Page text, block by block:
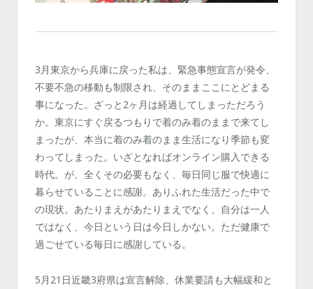
3月東京から兵庫に戻った私は、緊急事態宣言が発令、
不要不急の移動も制限され、そのままここにとどまる
事になった。ざっと2ヶ月は経過してしまっただろう
か。東京にすぐ戻るつもりで着のみ着のままで来てし
まったが、本当に着のみ着のまま生活になり季節も変
わってしまった。いざとなればオンライン購入できる
時代。が、全くその必要もなく、毎日同じ服で快適に
暮らせていることに感謝。ありふれた生活だった中で
の現状。あたりまえがあたりまえでなく、自分は一人
ではなく、今日という日は今日しかない。ただ健康で
過ごせている毎日に感謝している。
5月21日近畿3府県は宣言解除、休業要請も大幅緩和と